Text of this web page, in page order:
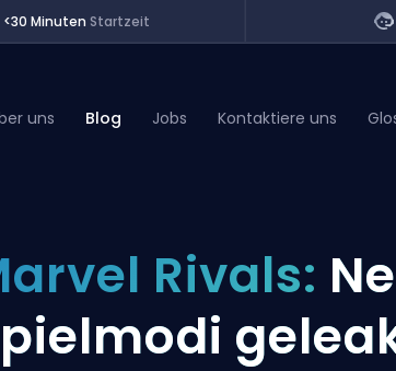
<30 Minuten Startzeit
uns Blog Jobs Kontaktiere uns
Rivals: